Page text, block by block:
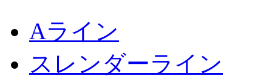
Aライン
スレンダーライン